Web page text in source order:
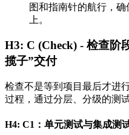
图和指南针的航行，
上。
H3: C (Check) - 检查阶
揽子”交付
检查不是等到项目最后才进
过程，通过分层、分级的测
H4: C1：单元测试与集成测